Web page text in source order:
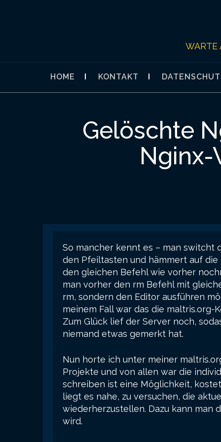
WARTE
HOME KONTAKT
Gelöschte
Nginx-
So mancher kennt es – man switcht
den Pfeiltasten und hämmert auf
den gleichen Befehl wie vorher
man vorher den rm Befehl mit
rm, sondern den Editor ausführen
meinem Fall war das die maltris.org-
Zum Glück lief der Server noch,
niemand etwas gemerkt hat.
Nun horte ich unter meiner
Projekte und von allen war die
schreiben ist eine Möglichkeit,
liegt es nahe, zu versuchen, die
wiederherzustellen. Dazu kann man
wird.